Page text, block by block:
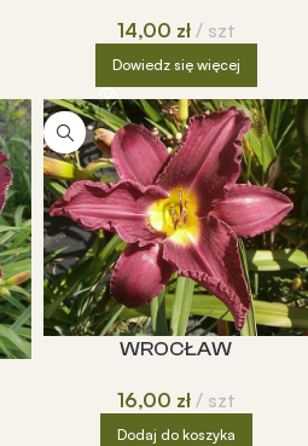
14,00 zł szt
Dowiedz się więcej
WROCŁAW
16,00 zł szt
Dodaj do koszyka